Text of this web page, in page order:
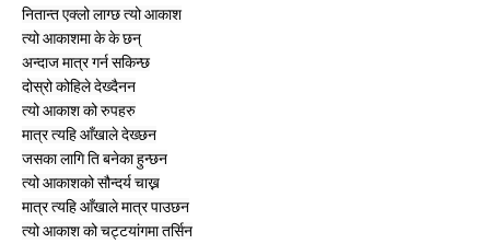
नितान्त एक्लो लाग्छ त्यो आकाश
त्यो आकाशमा के के छन्
अन्दाज मात्र गर्न सकिन्छ
दोस्रो कोहिले देख्दैनन
त्यो आकाश को रुपहरु
मात्र त्यहि आँखाले देख्छन
जसका लागि ति बनेका हुन्छन
त्यो आकाशको सौन्दर्य चाख्न
मात्र त्यहि आँखाले मात्र पाउछन
त्यो आकाश को चट्टयांगमा तर्सिन